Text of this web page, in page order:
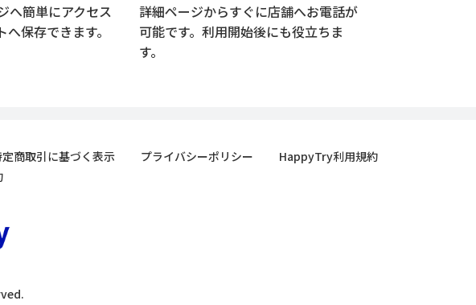
へ簡単にアクセス
保存できます。
詳細ページからすぐに店舗へお電話が
可能です。利用開始後にも役立ちま
す。
商取引に基づく表示 プライバシーポリシー
HappyTry利用規約